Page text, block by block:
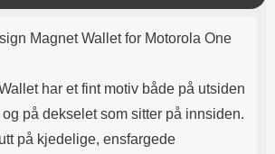
er gjevere enn andre modeller.
Magnetlukkingen påvirker ikke
har kamerahull for ditt
mobilkamera. Du trenger derfor
skal ta bilde eller filme. Når du
k
Magnet Wallet for Motorola One
har et fint motiv både på utsiden
på dekselet som sitter på innsiden.
på kjedelige, ensfargede